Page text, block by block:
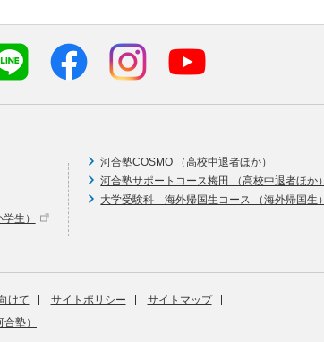
生）
河合塾COSMO （高校中退者ほか）
河合塾サポートコース梅田 （高校中退者ほか）
大学受験科 海外帰国生コース （海外帰国生）
けて サイトポリシー
サイトマップ
塾）